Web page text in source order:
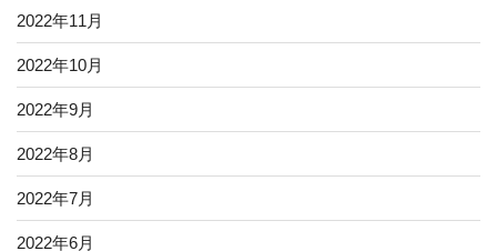
2022年11月
2022年10月
2022年9月
2022年8月
2022年7月
2022年6月